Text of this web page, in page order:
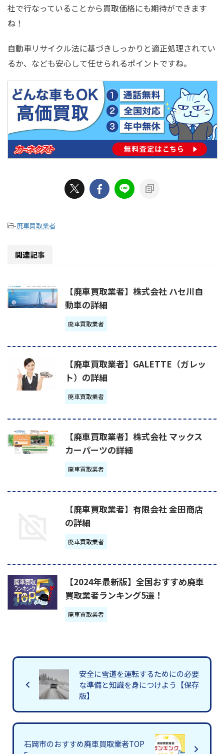
社で行なっていることから買取価格にも期待ができます
ね！
自動車リサイクル法に基づきしっかりと適正処理されてい
るか、なども安心して任せられるポイントですね。
-廃車買取業者
関連記事
【廃車買取業者】株式会社 ハセ川自
動車の詳細
廃車買取業者
【廃車買取業者】GALETTE（ガレッ
ト）の詳細
廃車買取業者
【廃車買取業者】株式会社 マックス
カーパーツの詳細
廃車買取業者
【廃車買取業者】有限会社 金田商店
の詳細
廃車買取業者
【2024年最新版】全国おすすめ廃車
買取業者ランキング5選！
廃車買取業者
安全に雪道を運転するためにの必要
な準備と知識を身につけよう【保存
版】
石岡市のおすすめ廃車買取業者TOP